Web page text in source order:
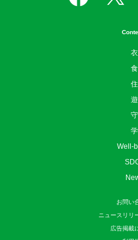
衣
食
住
遊
守
学
Well-
お問い
ニュースリリ
広告掲載